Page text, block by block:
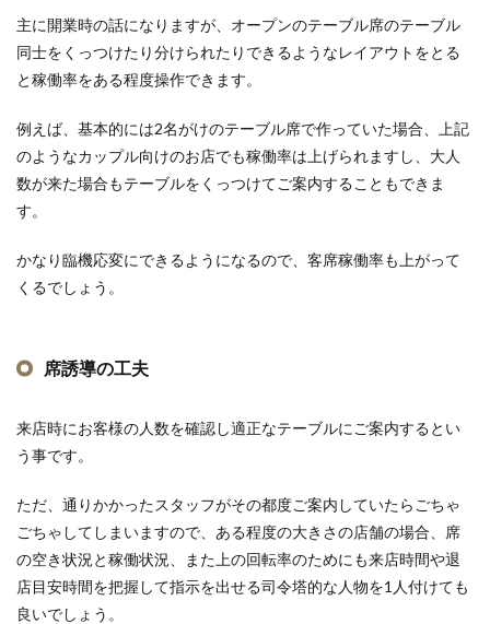
主に開業時の話になりますが、オープンのテーブル席のテーブル
同士をくっつけたり分けられたりできるようなレイアウトをとる
と稼働率をある程度操作できます。
例えば、基本的には2名がけのテーブル席で作っていた場合、上記
のようなカップル向けのお店でも稼働率は上げられますし、大人
数が来た場合もテーブルをくっつけてご案内することもできま
す。
かなり臨機応変にできるようになるので、客席稼働率も上がって
くるでしょう。
席誘導の工夫
来店時にお客様の人数を確認し適正なテーブルにご案内するとい
う事です。
ただ、通りかかったスタッフがその都度ご案内していたらごちゃ
ごちゃしてしまいますので、ある程度の大きさの店舗の場合、席
の空き状況と稼働状況、また上の回転率のためにも来店時間や退
店目安時間を把握して指示を出せる司令塔的な人物を1人付けても
良いでしょう。